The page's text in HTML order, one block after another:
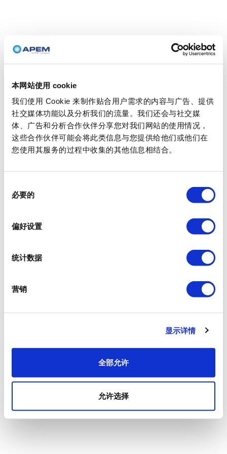
本网站使用 cookie
我们使用 Cookie 来制作贴合用户需求的内容与广告、提供
社交媒体功能以及分析我们的流量。我们还会与社交媒
体、广告和分析合作伙伴分享您对我们网站的使用情况，
这些合作伙伴可能会将此类信息与您提供给他们或他们在
您使用其服务的过程中收集的其他信息相结合。
必要的
偏好设置
统计数据
营销
显示详情
全部允许
允许选择